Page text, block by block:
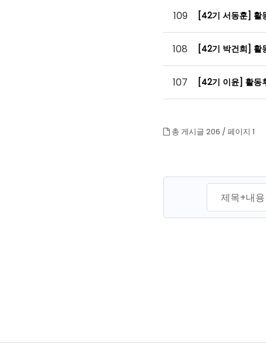
109 [42기 서동훈] 활
108 [42기 박건희] 활
107 [42기 이윤] 활동
총 게시글 206 /페이지 1